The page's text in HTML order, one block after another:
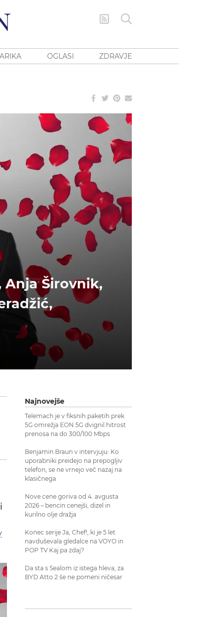
OGLASI ZDRAVJE
Anja Širovnik,
Najnovejše
Telemach je v fiksnih paketih prek
5G omrežja EON 5G dvignil hitrost
prenosa na do 300/100 Mbps
Benjamin Braun v intervjuju: Ko
uporabniki preidejo na prepogljiv
telefon, se ne vrnejo več nazaj na
klasičnega
Nove cene goriva od 4. avgusta
2026 – bencin cenejši, dizel in
kurilno olje dražja
Konec serije Ja, Chef!, ki je 5 let
navduševala gledalce na VOYO in
POP TV Kaj pa zdaj?
Da sta s Sealom iz istega hleva, za
BYD Atto 2 še ne pomeni ničesar